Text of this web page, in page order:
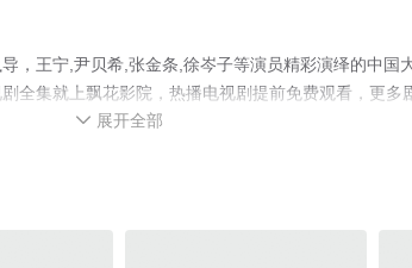
，王宁,尹贝希,张金条,徐岑子等演员精彩演绎的中国
全集就上飘花影院，热播电视剧提前免费观看，更多
 展开全部